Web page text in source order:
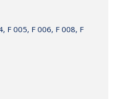
F 005, F 006, F 008, F